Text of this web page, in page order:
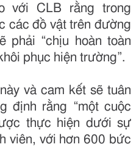
với CLB rằng trong
các đồ vật trên đường
phải “chịu hoàn toàn
phục hiện trường”.
và cam kết sẽ tuân
định rằng “một cuộc
thực hiện dưới sự
viên, với hơn 600 bức